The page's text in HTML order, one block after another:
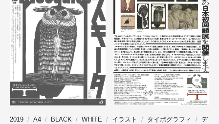
2019 A4 BLACK WHITE イラスト タイポグラフィ
デ